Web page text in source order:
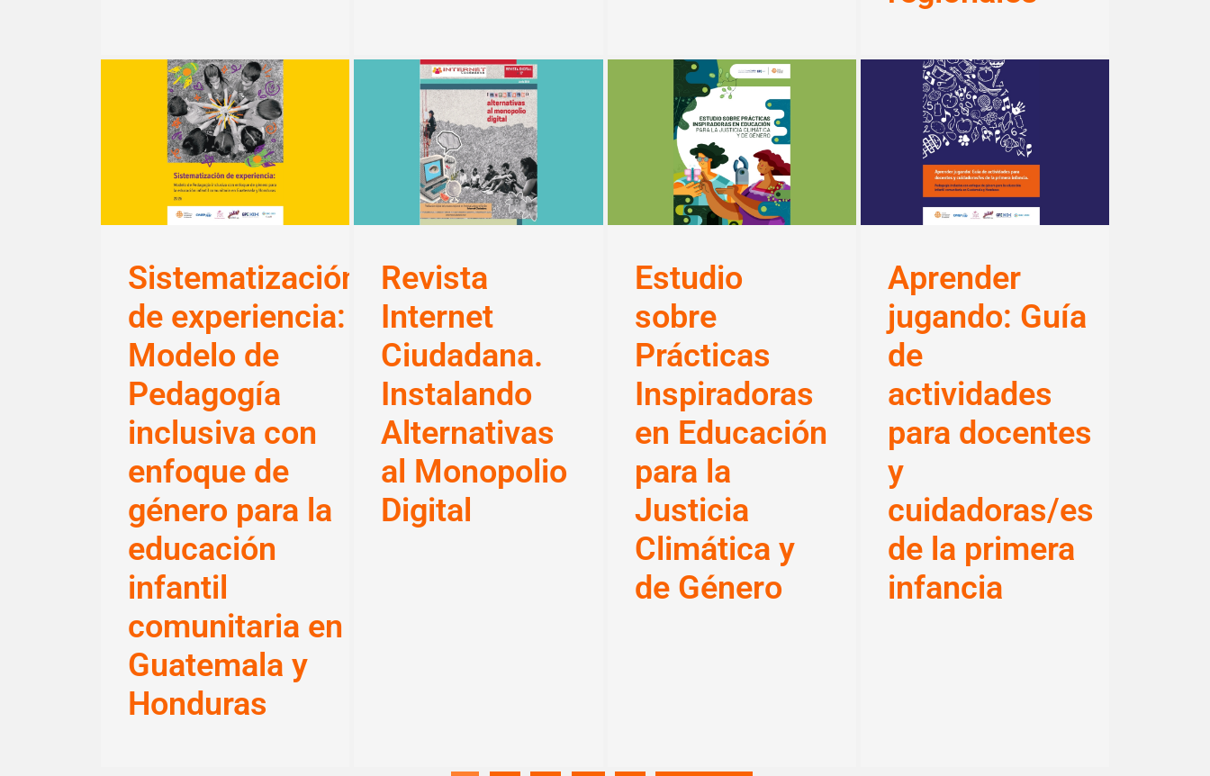
Sistematización
de experiencia:
Modelo de
Pedagogía
inclusiva con
enfoque de
género para la
educación
infantil
comunitaria en
Guatemala y
Honduras
Revista
Internet
Ciudadana.
Instalando
Alternativas
al Monopolio
Digital
Estudio
sobre
Prácticas
Inspiradoras
en Educación
para la
Justicia
Climática y
de Género
Aprender
jugando: Guía
de
actividades
para docentes
y
cuidadoras/es
de la primera
infancia